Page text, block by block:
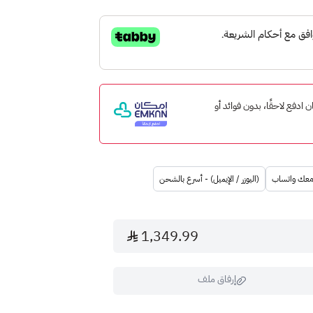
إمكان ادفع لاحقًا، بدون فوائد أو
واتساب (اليوزر / الإيميل) - أسرع بالشحن
1,349.99
إرفاق ملف